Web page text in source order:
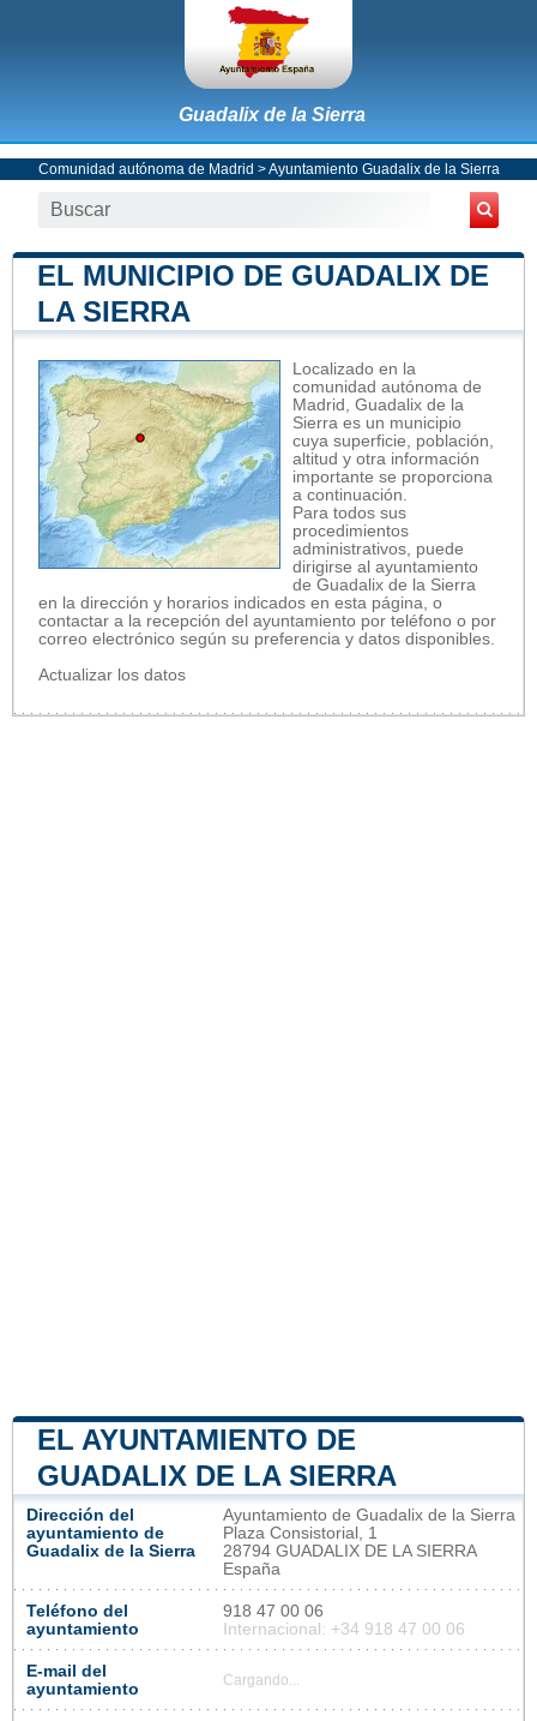
Guadalix de la Sierra
Comunidad autónoma de Madrid >Ayuntamiento Guadalix de la Sierra
EL MUNICIPIO DE GUADALIX DE
LA SIERRA
Localizado en la
comunidad autónoma de
Madrid, Guadalix de la
Sierra es un municipio
cuya superficie, población,
altitud y otra información
importante se proporciona
a continuación.
Para todos sus
procedimientos
administrativos, puede
dirigirse al ayuntamiento
de Guadalix de la Sierra
en la dirección y horarios indicados en esta página, o
contactar a la recepción del ayuntamiento por teléfono o por
correo electrónico según su preferencia y datos disponibles.
Actualizar los datos
EL AYUNTAMIENTO DE
GUADALIX DE LA SIERRA
Dirección del
ayuntamiento de
Guadalix de la Sierra
Ayuntamiento de Guadalix de la Sierra
Plaza Consistorial, 1
28794 GUADALIX DE LA SIERRA
España
Teléfono del
ayuntamiento
918 47 00 06
Internacional: +34 918 47 00 06
E-mail del
ayuntamiento
Cargando...